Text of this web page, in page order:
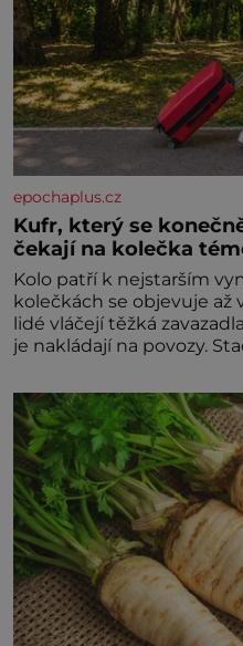
epochaplus.cz
Kufr, který se
čekají na kolečka
Kolo patří k nejstarším
kolečkách se objevuje až
lidé vláčejí těžká
je nakládají na povozy.
dlouho nedostane. Až
která změní